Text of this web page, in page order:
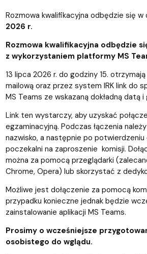
Rozmowa kwalifikacyjna odbędzie się w
2026 r.
Rozmowa kwalifikacyjna odbędzie
z wykorzystaniem platformy MS
13 lipca 2026 r. do godziny 15.
mailową oraz przez system IRK link do
MS Teams ze wskazaną dokładną datą
Link ten wystarczy, aby uzyskać
egzaminacyjną. Podczas łączenia
nazwisko, a następnie po
poczekalni na zaproszenie komisji.
można za pomocą przeglądarki
Chrome, Opera) lub skorzystać z
Możliwe jest dołączenie za pomocą
przypadku konieczne jednak będzie
zainstalowanie aplikacji MS Teams.
Prosimy o wcześniejsze
osobistego do wglądu.